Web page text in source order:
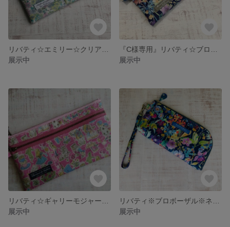
展示中
展示中
展示中
展示中